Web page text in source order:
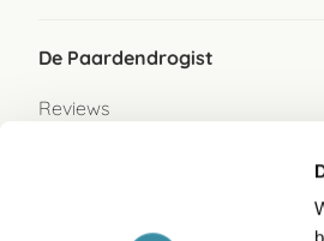
De Paardendrogist
Reviews